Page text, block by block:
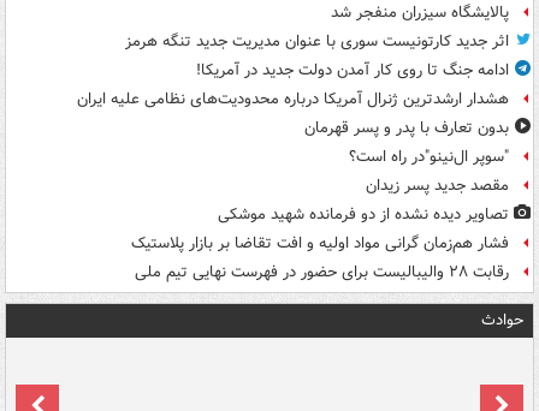
پالایشگاه سیزران منفجر شد
اثر جدید کارتونیست سوری با عنوان مدیریت جدید تنگه هرمز
ادامه جنگ تا روی کار آمدن دولت جدید در آمریکا!
هشدار ارشدترین ژنرال آمریکا درباره محدودیت‌های نظامی علیه ایران
بدون تعارف با پدر و پسر قهرمان
"سوپر ال‌نینو"در راه است؟
مقصد جدید پسر زیدان
تصاویر دیده‌ نشده از دو فرمانده شهید موشکی
فشار هم‌زمان گرانی مواد اولیه و افت تقاضا بر بازار پلاستیک
رقابت ۲۸ والیبالیست برای حضور در فهرست نهایی تیم ملی
حوادث